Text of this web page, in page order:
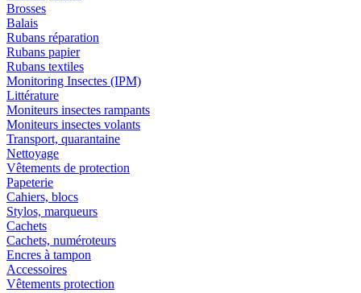
Brosses
Balais
Rubans réparation
Rubans papier
Rubans textiles
Monitoring Insectes (IPM)
Littérature
Moniteurs insectes rampants
Moniteurs insectes volants
Transport, quarantaine
Nettoyage
Vêtements de protection
Papeterie
Cahiers, blocs
Stylos, marqueurs
Cachets
Cachets, numéroteurs
Encres à tampon
Accessoires
Vêtements protection